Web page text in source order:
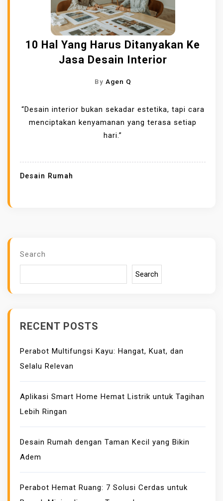
10 Hal Yang Harus Ditanyakan Ke
Jasa Desain Interior
By Agen Q
“Desain interior bukan sekadar estetika, tapi cara
menciptakan kenyamanan yang terasa setiap
hari.”
Desain Rumah
Search
Search
RECENT POSTS
Perabot Multifungsi Kayu: Hangat, Kuat, dan
Selalu Relevan
Aplikasi Smart Home Hemat Listrik untuk Tagihan
Lebih Ringan
Desain Rumah dengan Taman Kecil yang Bikin
Adem
Perabot Hemat Ruang: 7 Solusi Cerdas untuk